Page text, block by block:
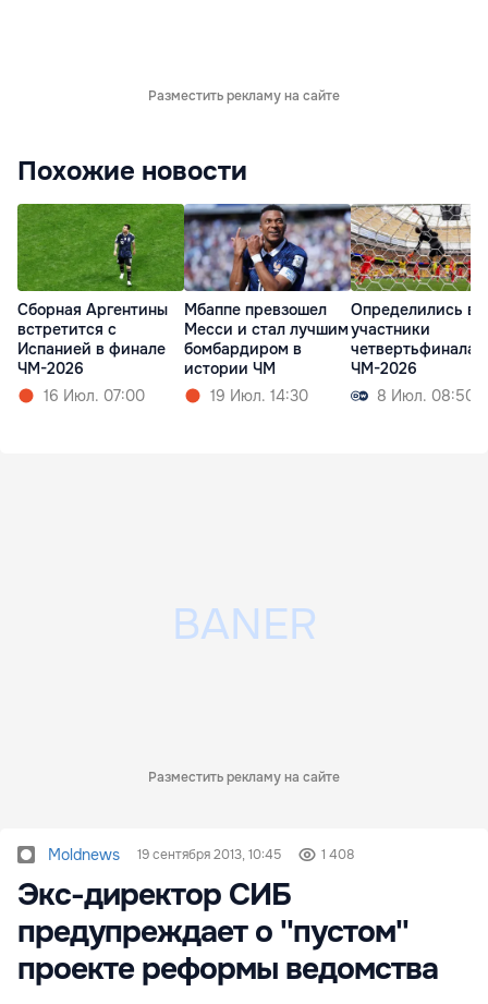
Разместить рекламу на сайте
Похожие новости
Сборная Аргентины
встретится с
Испанией в финале
ЧМ-2026
16 Июл. 07:00
Мбаппе превзошел
Месси и стал лучшим
бомбардиром в
истории ЧМ
19 Июл. 14:30
Определились
участники
четвертьфинала
ЧМ-2026
8 Июл. 08:50
Разместить рекламу на сайте
Moldnews 19 сентября 2013, 10:45 1 408
Экс-директор СИБ
предупреждает о ''пустом''
проекте реформы ведомства